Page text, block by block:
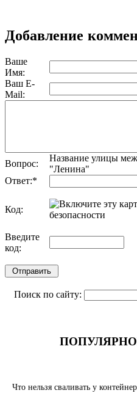
Добавление
Ваше
Имя:
Ваш E-
Mail:
Вопрос:
Название улицы
"Ленина"
Ответ:*
Код:
Введите
код:
Поиск по сайту:
Что нельзя сваливать у